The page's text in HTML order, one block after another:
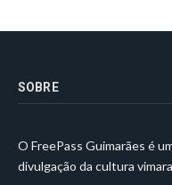
SOBRE
O FreePass Guimarães é
divulgação da cultura